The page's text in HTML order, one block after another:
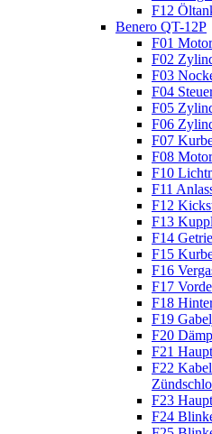
F12
Benero QT-12P
F01
F02
F03
F04
F05
F06
F07
F08
F10
F11
F12
F13
F14
F15
F16
F17
F18
F19
F20
F21
F22
F23
F24